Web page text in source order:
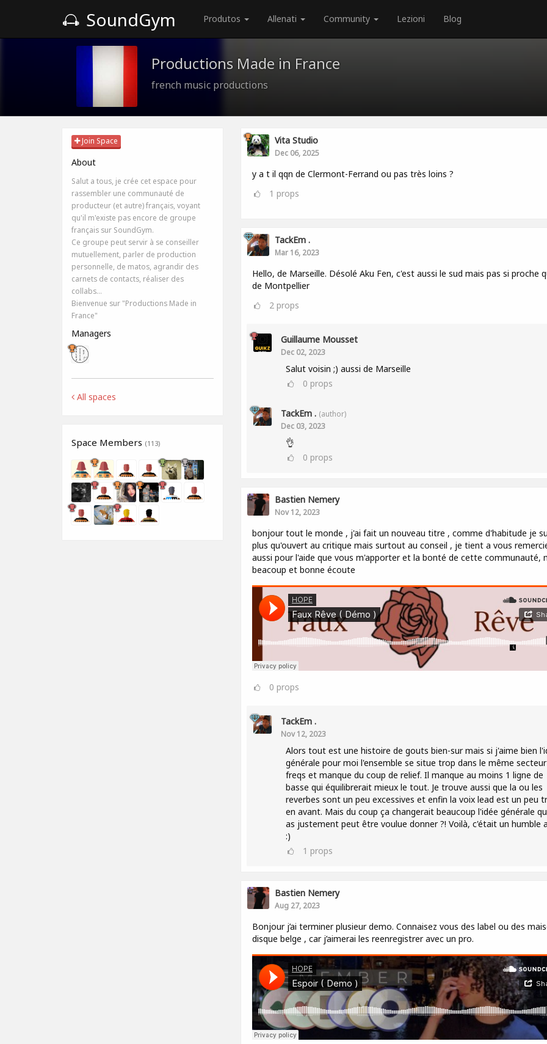
SoundGym Produtos Allenati Community Lezioni Blog
Productions Made in France
french music productions
Join Space
About
Salut a tous, je crée cet espace pour
rassembler une communauté de
producteur (et autre) français, voyant
qu'il m'existe pas encore de groupe
français sur SoundGym.
Ce groupe peut servir à se conseiller
mutuellement, parler de production
personnelle, de matos, agrandir des
carnets de contacts, réaliser des
collabs…
Bienvenue sur "Productions Made in
France"
Managers
All spaces
Space Members (113)
Vita Studio
Dec 06, 2025
y a t il qqn de Clermont-Ferrand ou pas très loins ?
1 props
TackEm .
Mar 16, 2023
Hello, de Marseille. Désolé Aku Fen, c'est aussi le sud mais pas si proche
de Montpellier
2 props
Guillaume Mousset
Dec 02, 2023
Salut voisin ;) aussi de Marseille
0 props
TackEm . (author)
Dec 03, 2023
👌
0 props
Bastien Nemery
Nov 12, 2023
bonjour tout le monde , j'ai fait un nouveau titre , comme d'habitude je
plus qu'ouvert au critique mais surtout au conseil , je tient a vous
aussi pour l'aide que vous m'apporter et la bonté de cette communauté,
beacoup et bonne écoute
0 props
TackEm .
Nov 12, 2023
Alors tout est une histoire de gouts bien-sur mais si j'aime bien
générale pour moi l'ensemble se situe trop dans le même
freqs et manque du coup de relief. Il manque au moins 1 ligne de
basse qui équilibrerait mieux le tout. Je trouve aussi que la ou les
reverbes sont un peu excessives et enfin la voix lead est un peu
en avant. Mais du coup ça changerait beaucoup l'idée générale
as justement peut être voulue donner ?! Voilà, c'était un humble
:)
1 props
Bastien Nemery
Aug 27, 2023
Bonjour j’ai terminer plusieur demo. Connaisez vous des label ou des
disque belge , car j’aimerai les reenregistrer avec un pro.